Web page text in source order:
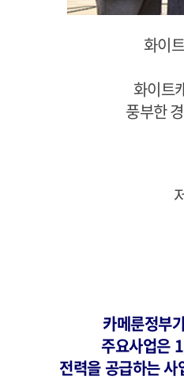
화이
화이트
풍부한
카메룬정부
주요사업은
전력을 공급하는